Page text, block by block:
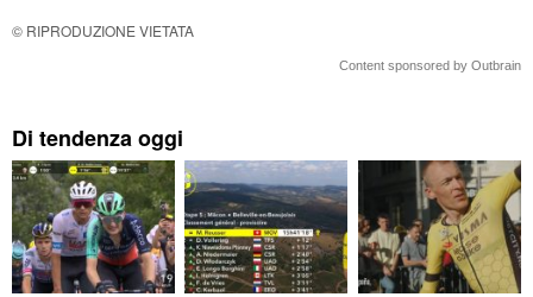
© RIPRODUZIONE VIETATA
Content sponsored by Outbrain
Di tendenza oggi